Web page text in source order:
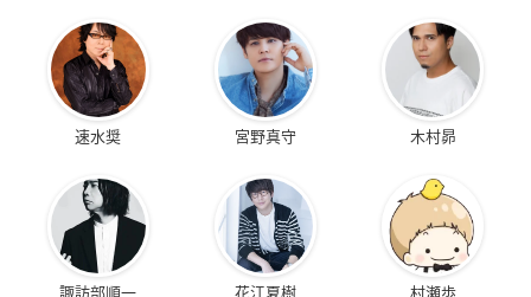
速水奨 宮野真守 木村昴
諏訪部順一 花江夏樹 村瀬歩